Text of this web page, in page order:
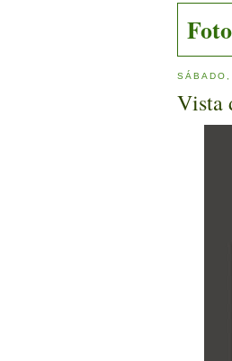
Vista